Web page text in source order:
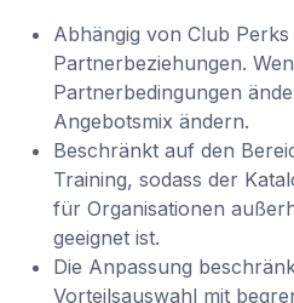
Abhängig von Club
Partnerbeziehungen.
Partnerbedingungen
Angebotsmix ändern.
Beschränkt auf den
Training, sodass der
für Organisationen
geeignet ist.
Die Anpassung
Vorteilsauswahl mit